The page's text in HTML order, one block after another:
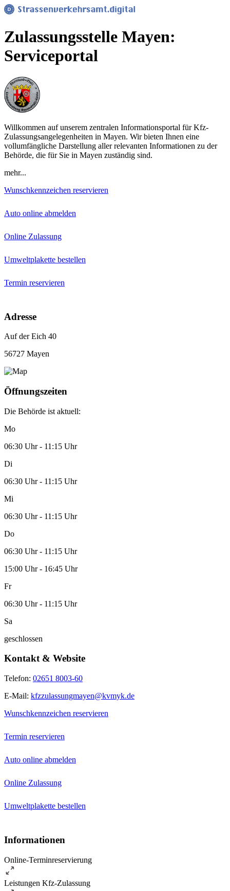
Zulassungsstelle Mayen:
Serviceportal
Willkommen auf unserem zentralen Informationsportal für Kfz-
Zulassungsangelegenheiten in Mayen. Wir bieten Ihnen eine
vollumfängliche Darstellung aller relevanten Informationen zu der
Behörde, die für Sie in Mayen zuständig sind.
mehr...
Wunschkennzeichen reservieren
Auto online abmelden
Online Zulassung
Umweltplakette bestellen
Termin reservieren
Adresse
Auf der Eich 40
56727 Mayen
Öffnungszeiten
Die Behörde ist aktuell:
Mo
06:30 Uhr - 11:15 Uhr
Di
06:30 Uhr - 11:15 Uhr
Mi
06:30 Uhr - 11:15 Uhr
Do
06:30 Uhr - 11:15 Uhr
15:00 Uhr - 16:45 Uhr
Fr
06:30 Uhr - 11:15 Uhr
Sa
geschlossen
Kontakt & Website
Telefon: 02651 8003-60
E-Mail: kfzzulassungmayen@kvmyk.de
Wunschkennzeichen reservieren
Termin reservieren
Auto online abmelden
Online Zulassung
Umweltplakette bestellen
Informationen
Online-Terminreservierung
Leistungen Kfz-Zulassung